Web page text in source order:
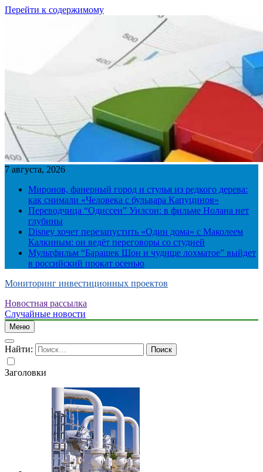
Перейти к содержимому
7 августа, 2026
Миронов, фанерный город и стулья из редкого дерева:
как снимали «Человека с бульвара Капуцинов»
Переводчица “Одиссеи” Уилсон: в фильме Нолана нет
глубины
Disney хочет перезапустить «Один дома» с Маколеем
Калкиным: он ведёт переговоры со студией
Мультфильм “Барашек Шон и чудище лохматое” выйдет
в российский прокат осенью
Мониторинг инвестиционных проектов
Новостная рассылка
Случайные новости
Меню
Найти:
Заголовки